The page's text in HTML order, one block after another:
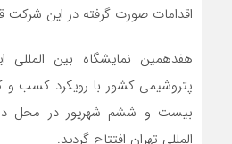
اقدامات صورت گرفته در این شرکت
هفدهمین نمایشگاه بین
پتروشیمی کشور با رویکرد کسب و
بیست و ششم شهریور در محل